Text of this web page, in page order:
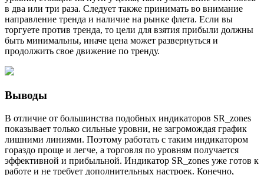
в два или три раза. Следует также принимать во внимание
направление тренда и наличие на рынке флета. Если вы
торгуете против тренда, то цели для взятия прибыли должны
быть минимальны, иначе цена может развернуться и
продолжить свое движение по тренду.
Выводы
В отличие от большинства подобных индикаторов SR_zones
показывает только сильные уровни, не загромождая график
лишними линиями. Поэтому работать с таким индикатором
гораздо проще и легче, а торговля по уровням получается
эффективной и прибыльной. Индикатор SR_zones уже готов к
работе и не требует дополнительных настроек. Конечно,